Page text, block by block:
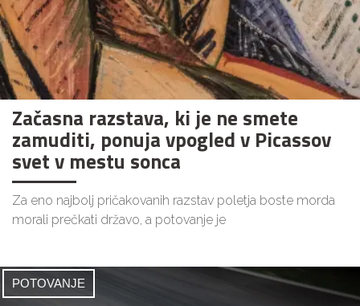
Začasna razstava, ki je ne smete
zamuditi, ponuja vpogled v Picassov
svet v mestu sonca
Za eno najbolj pričakovanih razstav poletja boste morda
morali prečkati državo, a potovanje je
POTOVANJE